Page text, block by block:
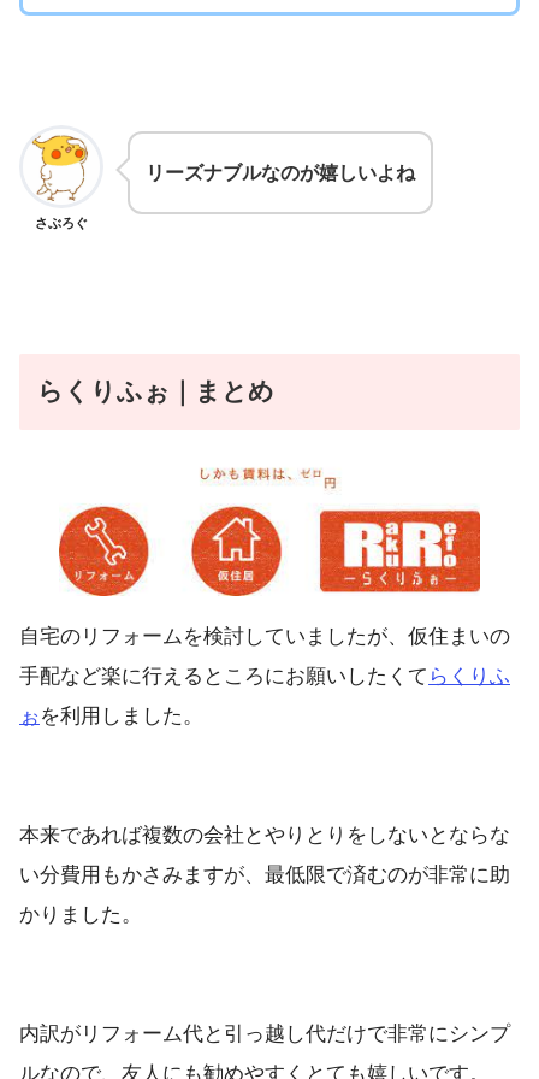
さぶろぐ
リーズナブルなのが嬉しいよね
らくりふぉ ｜まとめ
自宅のリフォームを検討していましたが、仮住まいの
手配など楽に行えるところにお願いしたくて らくりふ
ぉ を利用しました。
本来であれば複数の会社とやりとりをしないとならな
い分費用もかさみますが、最低限で済むのが非常に助
かりました。
内訳がリフォーム代と引っ越し代だけで非常にシンプ
ルなので、友人にも勧めやすくとても嬉しいです。